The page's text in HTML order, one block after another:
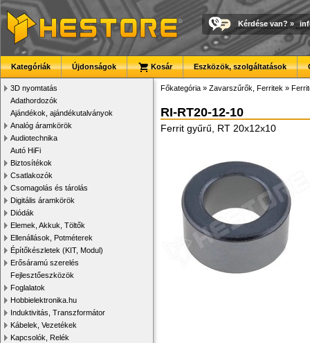
Kérdése van? »
Kategóriák Újdonságok Kosár Eszközök, szolgáltatások
3D nyomtatás
Adathordozók
Ajándékok, ajándékutalványok
Analóg áramkörök
Audiotechnika
Autó HiFi
Biztosítékok
Csatlakozók
Csomagolás és tárolás
Digitális áramkörök
Diódák
Elemek, Akkuk, Töltők
Ellenállások, Potméterek
Építőkészletek (KIT, Modul)
Erősáramú szerelés
Fejlesztőeszközök
Foglalatok
Hobbielektronika.hu
Induktivitás, Transzformátor
Kábelek, Vezetékek
Kapcsolók, Relék
Főkategória » Zavarszűrők, Ferritek »
RI-RT20-12-10
Ferrit gyűrű, RT 20x12x10